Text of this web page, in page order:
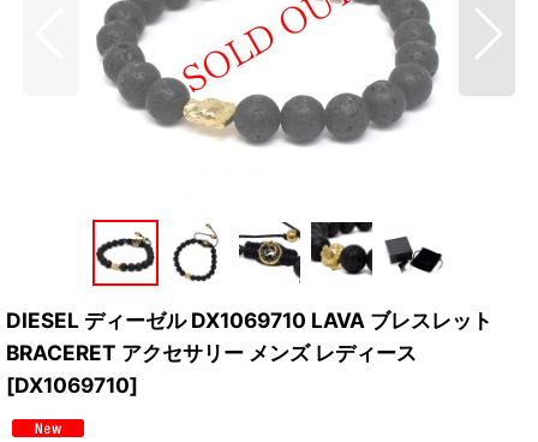
DIESEL ディーゼル DX1069710 LAVA ブレスレット
BRACERET アクセサリー メンズ レディース
[DX1069710]